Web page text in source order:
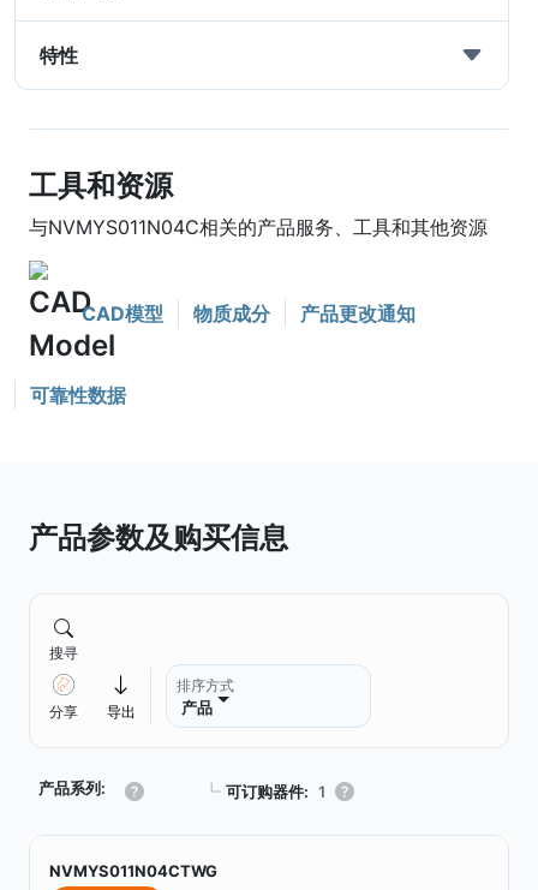
特性
工具和资源
与NVMYS011N04C相关的产品服务、工具和其他资源
CAD模型 物质成分 产品更改通知
可靠性数据
产品参数及购买信息
搜寻
分享 导出
排序方式
产品
产品系列: ┗ 可订购器件: 1
NVMYS011N04CTWG